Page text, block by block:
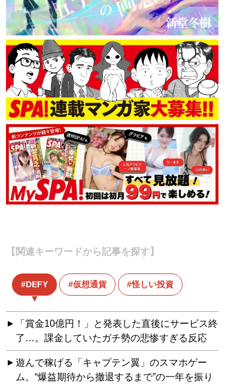
【関連キーワードから記事を探す】
DEFY 仮想通貨 怪しい投資
「賞金10億円！」と発表した直後にサービス終
了…。課金していたガチ勢の悲惨すぎる反応
遊んで稼げる「キャプテン翼」のスマホゲー
ム。“爆益期待から撤退するまで”の一年を振り